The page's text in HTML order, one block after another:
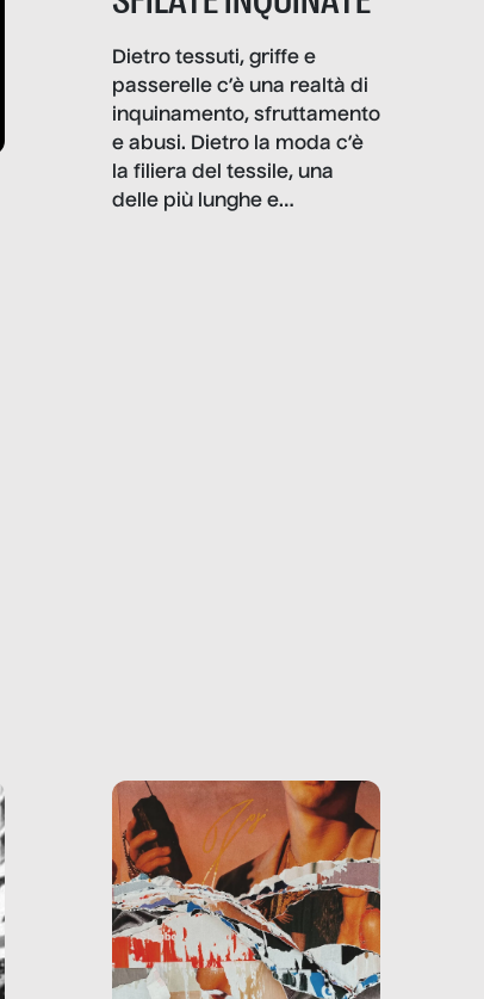
Dietro tessuti, griffe e
passerelle c’è una realtà di
inquinamento, sfruttamento
e abusi. Dietro la moda c’è
la filiera del tessile, una
delle più lunghe e